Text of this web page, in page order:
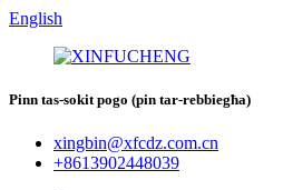
English
Pinn tas-sokit pogo (pin tar-rebbiegħa)
xingbin@xfcdz.com.cn
+8613902448039